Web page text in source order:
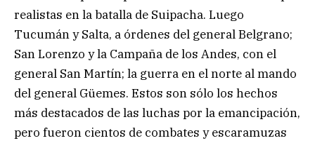
realistas en la batalla de Suipacha. Luego
Tucumán y Salta, a órdenes del general Belgrano;
San Lorenzo y la Campaña de los Andes, con el
general San Martín; la guerra en el norte al mando
del general Güemes. Estos son sólo los hechos
más destacados de las luchas por la emancipación,
pero fueron cientos de combates y escaramuzas